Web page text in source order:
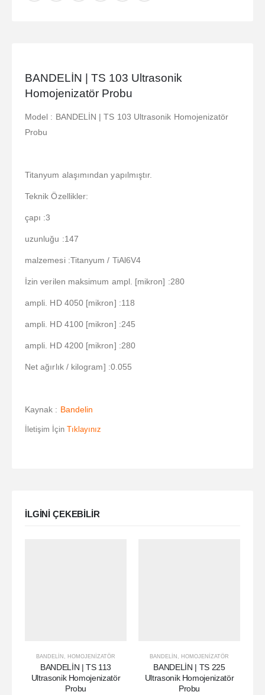
BANDELİN | TS 103 Ultrasonik
Homojenizatör Probu
Model : BANDELİN | TS 103 Ultrasonik Homojenizatör
Probu
Titanyum alaşımından yapılmıştır.
Teknik Özellikler:
çapı :3
uzunluğu :147
malzemesi :Titanyum / TiAl6V4
İzin verilen maksimum ampl. [mikron] :280
ampli. HD 4050 [mikron] :118
ampli. HD 4100 [mikron] :245
ampli. HD 4200 [mikron] :280
Net ağırlık / kilogram] :0.055
Kaynak : Bandelin
İletişim İçin Tıklayınız
ILGINI ÇEKEBILIR
BANDELIN , HOMOJENIZATÖR
BANDELİN | TS 113
Ultrasonik Homojenizatör
Probu
BANDELIN , HOMOJENIZATÖR
BANDELİN | TS 225
Ultrasonik Homojenizatör
Probu